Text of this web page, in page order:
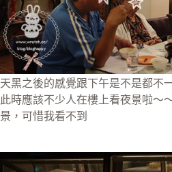
天黑之後的感覺跟下午是不是都不
此時應該不少人在樓上看夜景啦～
景，可惜我看不到